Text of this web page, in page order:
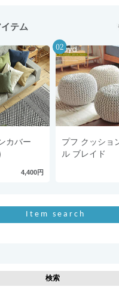
テム
カバー
4,400円
プフ クッショ
ル ブレイド
Item search